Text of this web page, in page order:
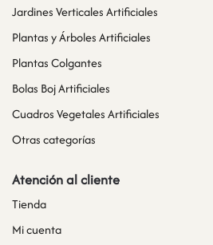
Jardines Verticales Artificiales
Plantas y Árboles Artificiales
Plantas Colgantes
Bolas Boj Artificiales
Cuadros Vegetales Artificiales
Otras categorías
Atención al cliente
Tienda
Mi cuenta